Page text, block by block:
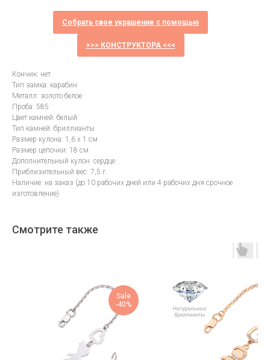
Собрать свое украшение с помощью
>>> КОНСТРУКТОРА <<<
Кончик: нет
Тип замка: карабин
Металл: золото белое
Проба: 585
Цвет камней: белый
Тип камней: бриллианты
Размер кулона: 1,6 х 1 см
Размер цепочки: 18 см
Дополнительный кулон: сердце
Приблизительный вес: 7,5 г.
Наличие: на заказ (до 10 рабочих дней или 4 рабочих дня срочное
изготовление)
Смотрите также
Sale
-40%